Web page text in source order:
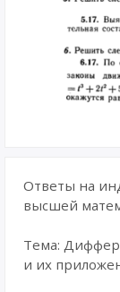
Ответы на
высшей
Тема:
и их